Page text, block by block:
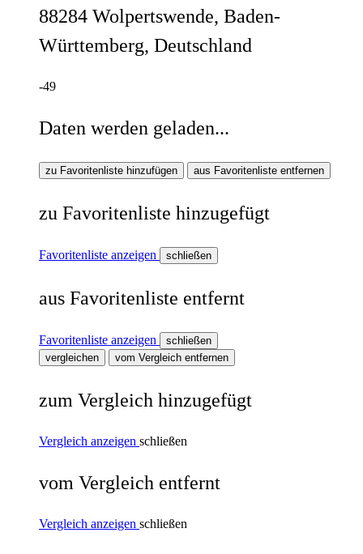
88284 Wolpertswende, Baden-
Württemberg, Deutschland
-49
Daten werden geladen...
zu Favoritenliste hinzufügen aus Favoritenliste entfernen
zu Favoritenliste hinzugefügt
Favoritenliste anzeigen schließen
aus Favoritenliste entfernt
Favoritenliste anzeigen
schließen
vergleichen
vom Vergleich entfernen
zum Vergleich hinzugefügt
Vergleich anzeigen schließen
vom Vergleich entfernt
Vergleich anzeigen schließen